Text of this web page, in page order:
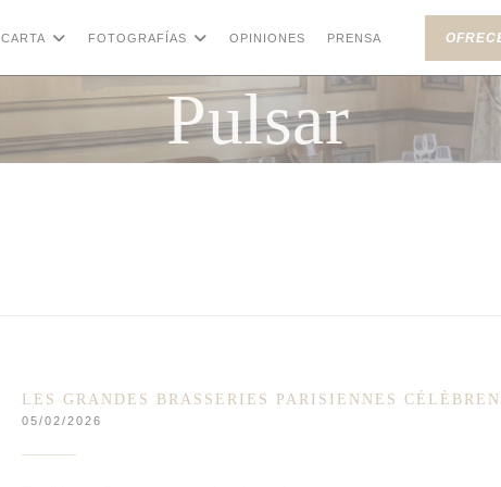
CARTA FOTOGRAFÍAS OPINIONES
PRENSA
Pulsar
LES GRANDES BRASSERIES PARISIENNES
05/02/2026